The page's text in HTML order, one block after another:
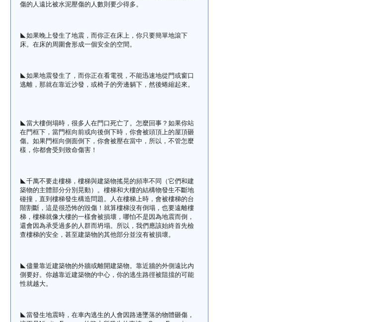
傷的人遠比被水泥壓傷的人數則要少得多。
◣如果晚上發生了地震，而你正在床上，你只要簡單地滾下
床。在床的周圍會形成一個安全的空間。
◣如果地震發生了，而你正在看電視，不能迅速地從門或窗口
逃離，那就在靠近沙發，或椅子的旁邊躺下，然後蜷縮起來。
◣當大樓倒塌時，很多人在門口死亡了。怎麼回事？如果你站
在門框下，當門框向前或向後倒下時，你會被頭頂上的屋頂砸
傷。如果門框向側面倒下，你會被壓在當中，所以，不管怎麼
樣，你都會受到致命傷害！
◣千萬不要走樓梯，樓梯與建築物搖晃的頻率不同（它們和建
築物的主體部分分別晃動）。樓梯和大樓的結構物發生不斷地
碰撞，直到樓梯發生構造問題。人在樓梯上時，會被樓梯的台
階割斷，這是很恐怖的毀傷！就算樓梯沒有倒塌，也要遠離樓
梯，樓梯就像大樓的一樣會被損壞，哪怕不是因為地震而倒，
還會因為承受過多的人群而坍塌。所以，我們應該始終首先檢
查樓梯的安全，甚至建築物的其他部分並沒有被損壞。
◣儘量靠近建築物的外牆或離開建築物。靠近牆的外側遠比內
側要好。你越靠近建築物的中心，你的逃生路徑被阻擋的可能
性就越大。
◣當發生地震時，在車內逃生的人會因路邊墜落的物體砸傷，